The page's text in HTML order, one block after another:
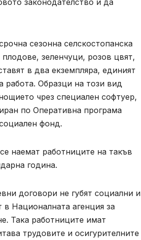
сезонна селскостопанска
зеленчуци, розов цвят,
в два екземпляра, единият
работа. Образци на този вид
чрез специален софтуер,
по Оперативна програма
фонд.
наемат работниците на такъв
година.
договори не губят социални и
в Националната агенция за
Така работниците имат
трудовите и осигурителните